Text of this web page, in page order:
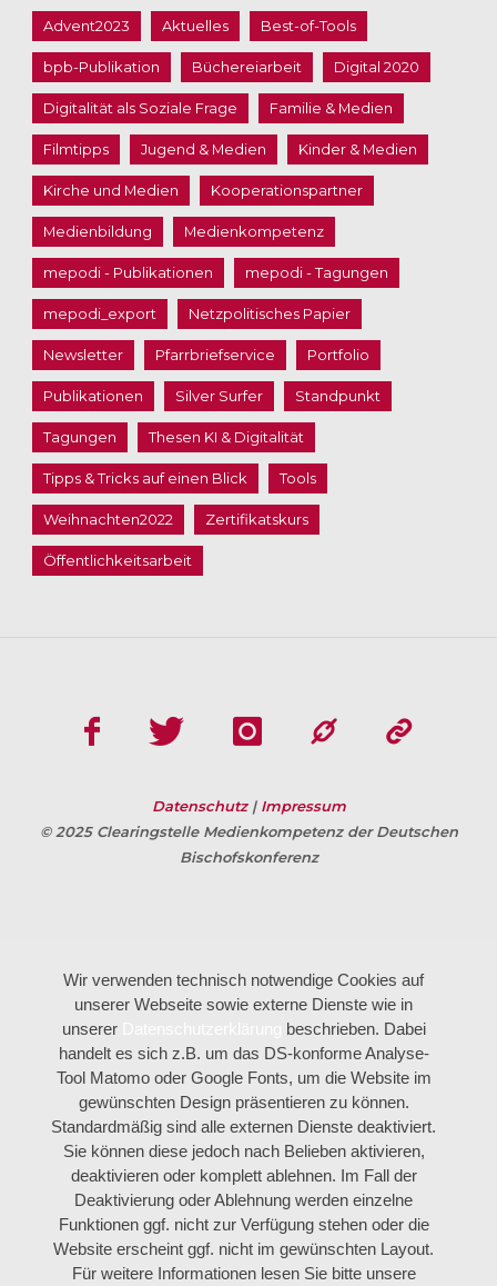
Advent2023 Aktuelles Best-of-Tools
bpb-Publikation Büchereiarbeit Digital 2020
Digitalität als Soziale Frage Familie & Medien
Filmtipps Jugend & Medien Kinder & Medien
Kirche und Medien Kooperationspartner
Medienbildung Medienkompetenz
mepodi - Publikationen mepodi - Tagungen
mepodi_export Netzpolitisches Papier
Newsletter Pfarrbriefservice Portfolio
Publikationen Silver Surfer Standpunkt
Tagungen Thesen KI & Digitalität
Tipps & Tricks auf einen Blick Tools
Weihnachten2022 Zertifikatskurs
Öffentlichkeitsarbeit
Datenschutz | Impressum
© 2025 Clearingstelle Medienkompetenz der Deutschen
Bischofskonferenz
Wir verwenden technisch notwendige Cookies auf
unserer Webseite sowie externe Dienste wie in
unserer
beschrieben. Dabei
handelt es sich z.B. um das DS-konforme Analyse-
Tool Matomo oder Google Fonts, um die Website im
gewünschten Design präsentieren zu können.
Standardmäßig sind alle externen Dienste deaktiviert.
Sie können diese jedoch nach Belieben aktivieren,
deaktivieren oder komplett ablehnen. Im Fall der
Deaktivierung oder Ablehnung werden einzelne
Funktionen ggf. nicht zur Verfügung stehen oder die
Website erscheint ggf. nicht im gewünschten Layout.
Für weitere Informationen lesen Sie bitte unsere